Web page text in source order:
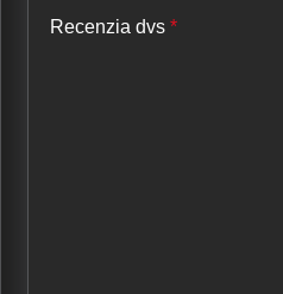
Recenzia dvs *